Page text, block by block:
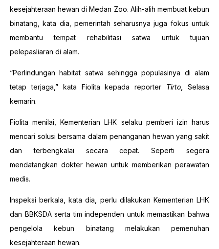
kesejahteraan hewan di Medan Zoo. Alih-alih membuat kebun
binatang, kata dia, pemerintah seharusnya juga fokus untuk
membantu tempat rehabilitasi satwa untuk tujuan
pelepasliaran di alam.
“Perlindungan habitat satwa sehingga populasinya di alam
tetap terjaga,” kata Fiolita kepada reporter Tirto, Selasa
kemarin.
Fiolita menilai, Kementerian LHK selaku pemberi izin harus
mencari solusi bersama dalam penanganan hewan yang sakit
dan terbengkalai secara cepat. Seperti segera
mendatangkan dokter hewan untuk memberikan perawatan
medis.
Inspeksi berkala, kata dia, perlu dilakukan Kementerian LHK
dan BBKSDA serta tim independen untuk memastikan bahwa
pengelola kebun binatang melakukan pemenuhan
kesejahteraan hewan.